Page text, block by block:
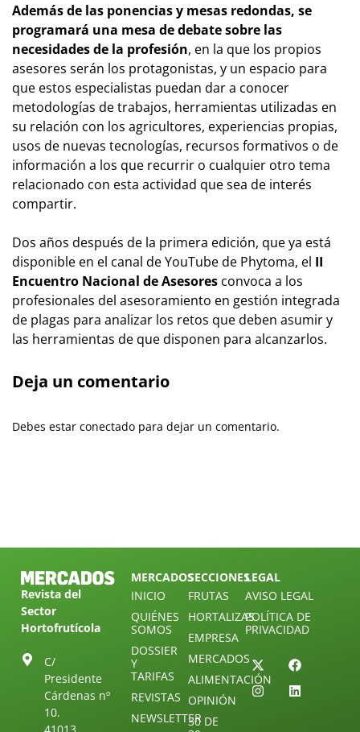
Además de las ponencias y mesas redondas, se
programará una mesa de debate sobre las
necesidades de la profesión, en la que los propios
asesores serán los protagonistas, y un espacio para
que estos especialistas puedan dar a conocer
metodologías de trabajos, herramientas utilizadas en
su relación con los agricultores, experiencias propias,
usos de nuevas tecnologías, recursos formativos o de
información a los que recurrir o cualquier otro tema
relacionado con esta actividad que sea de interés
compartir.
Dos años después de la primera edición, que ya está
disponible en el canal de YouTube de Phytoma, el II
Encuentro Nacional de Asesores convoca a los
profesionales del asesoramiento en gestión integrada
de plagas para analizar los retos que deben asumir y
las herramientas de que disponen para alcanzarlos.
Deja un comentario
Debes estar conectado para dejar un comentario.
Revista del
Sector
Hortofrutícola
C/
Presidente
Cárdenas nº
10.
41013
MERCADOS
INICIO
QUIÉNES
SOMOS
DOSSIER
Y
TARIFAS
REVISTAS
NEWSLETTER
SECCIONES
FRUTAS
HORTALIZAS
EMPRESA
MERCADOS
ALIMENTACIÓN
OPINIÓN
30 DE
LEGAL
AVISO LEGAL
POLÍTICA DE
PRIVACIDAD